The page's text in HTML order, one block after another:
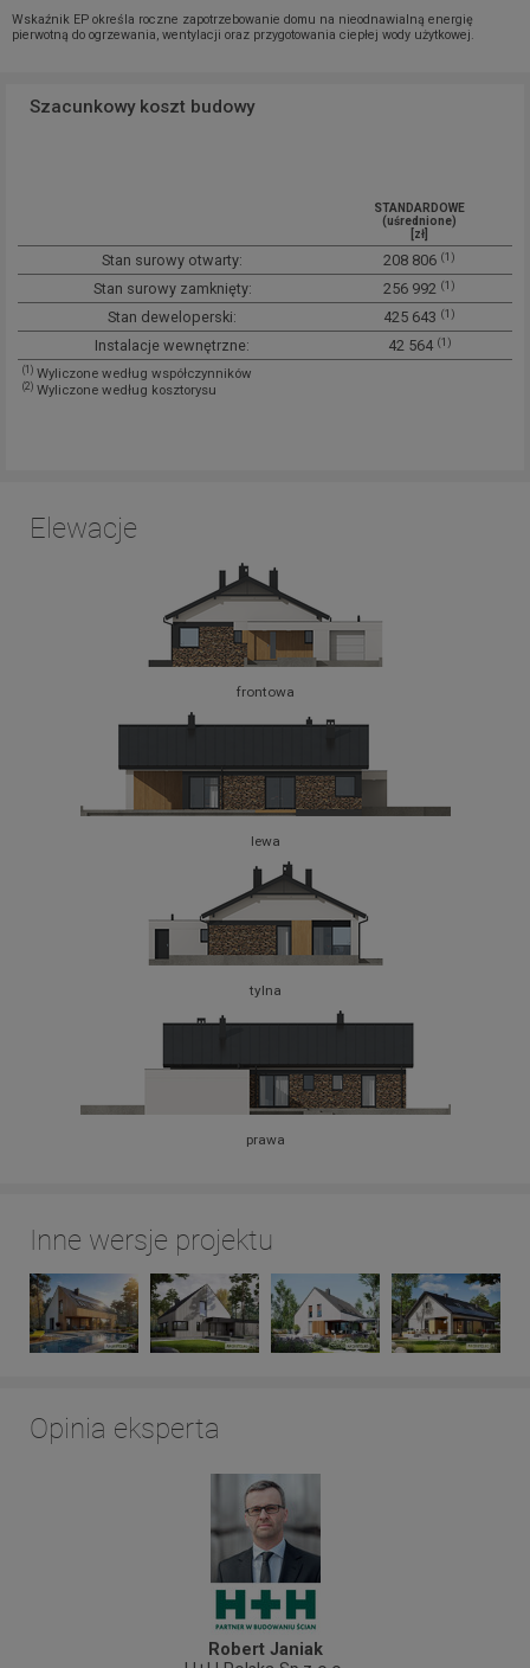
Wskaźnik EP określa roczne zapotrzebowanie domu na nieodnawialną energię
pierwotną do ogrzewania, wentylacji oraz przygotowania ciepłej wody użytkowej.
Szacunkowy koszt budowy
STANDARDOWE
(uśrednione)
[zł]
Stan surowy otwarty: 208 806 (1)
Stan surowy zamknięty: 256 992 (1)
Stan deweloperski: 425 643 (1)
Instalacje wewnętrzne: 42 564 (1)
(1) Wyliczone według współczynników
(2) Wyliczone według kosztorysu
Elewacje
frontowa
lewa
tylna
prawa
Inne wersje projektu
Opinia eksperta
Robert Janiak